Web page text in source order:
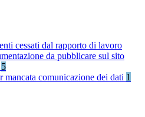
cessati dal rapporto di lavoro
da pubblicare sul sito
5
mancata comunicazione dei dati 1